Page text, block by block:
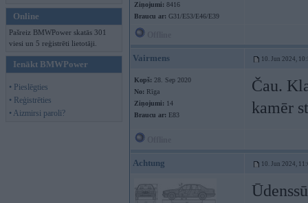
Online
Pašreiz BMWPower skatās 301
viesi un 5 reģistrēti lietotāji.
Ienākt BMWPower
• Pieslēgties
• Reģistrēties
• Aizmirsi paroli?
Ziņojumi: 8416
Braucu ar: G31/E53/E46/E39
Vairmens 10. Jun 2024,
Kopš: 28. Sep 2020
No: Rīga
Ziņojumi: 14
Braucu ar: E83
Čau.
kamēr
Achtung 10. Jun 2024,